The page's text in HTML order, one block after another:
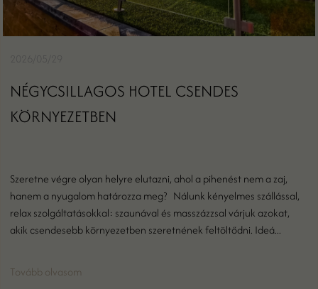
NÉGYCSILLAGOS HOTEL CSENDES
KÖRNYEZETBEN
Szeretne végre olyan helyre elutazni, ahol a pihenést nem a zaj,
hanem a nyugalom határozza meg? Nálunk kényelmes szállással,
relax szolgáltatásokkal: szaunával és masszázzsal várjuk azokat,
akik csendesebb környezetben szeretnének feltöltődni. Ideá...
Tovább olvasom